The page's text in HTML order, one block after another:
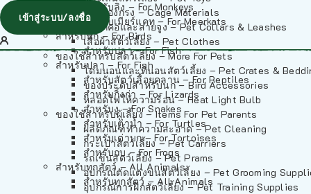
วัสดุรองกรง – Cage Materials
ปลอกคอและสายจูง – Pet Collars & Leashes
เสื้อผ้าสัตว์เลี้ยง – Pet Clothes
ของใช้สำหรับสัตว์เลี้ยง – More For Pets
โดมนอนและที่นอนสัตว์เลี้ยง – Pet Crates &
ของประดับสำหรับนก – Bird Accessories
หลอดไฟให้ความร้อน – Heat Light Bulb
ของใช้สำหรับผู้เลี้ยง – Items For Pet Parents
ผลิตภัณฑ์ทำความสะอาด – Pet Cleaning
กระเป๋าสัตว์เลี้ยง – Pet Carriers
รถเข็นสัตว์เลี้ยง – Pet Prams
อุปกรณ์ตัดแต่งขนสัตว์เลี้ยง – Pet Grooming
อุปกรณ์การฝึกสัตว์เลี้ยง – Pet Training Supplies
สำหรับลิง – For Monkeys
สำหรับเมียร์แคท – For Meerkats
สำหรับนก – For Birds
สำหรับปลา – For Fish
สำหรับปลา – For Fish
สำหรับสัตว์เลื้อยคลาน – For Reptiles
สำหรับกิ้งก่า – For Lizards
สำหรับงู – For Snakes
สำหรับเต่าน้ำ – For Turtles
สำหรับเต่าบก – For Tortoises
สำหรับกบ – For Frogs
สำหรับทุกสัตว์ – All Animals
สำหรับทุกสัตว์ – All Animals
เข้าสู่ระบบ/ลงชื่อ